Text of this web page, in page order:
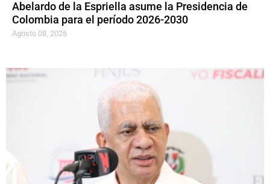
Abelardo de la Espriella asume la Presidencia de
Colombia para el período 2026-2030
Agosto 08, 2026